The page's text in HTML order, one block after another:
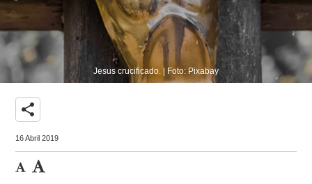
Jesus crucificado. | Foto: Pixabay
share
16 Abril 2019